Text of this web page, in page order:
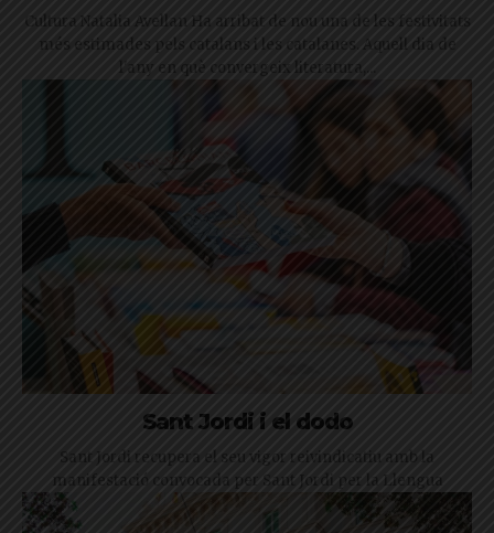
Cultura Natalia Avellan Ha arribat de nou una de les festivitats
més estimades pels catalans i les catalanes. Aquell dia de
l'any en què convergeix literatura,...
Sant Jordi i el dodo
Sant Jordi recupera el seu vigor reivindicatiu amb la
manifestació convocada per Sant Jordi per la Llengua